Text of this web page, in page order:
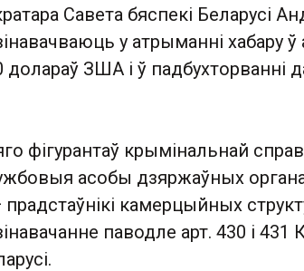
Савета бяспекі Беларусі
у атрыманні хабару
долараў ЗША і ў падбухторванні
фігурантаў крымінальнай
асобы дзяржаўных
прадстаўнікі камерцыйных
паводле арт. 430 і